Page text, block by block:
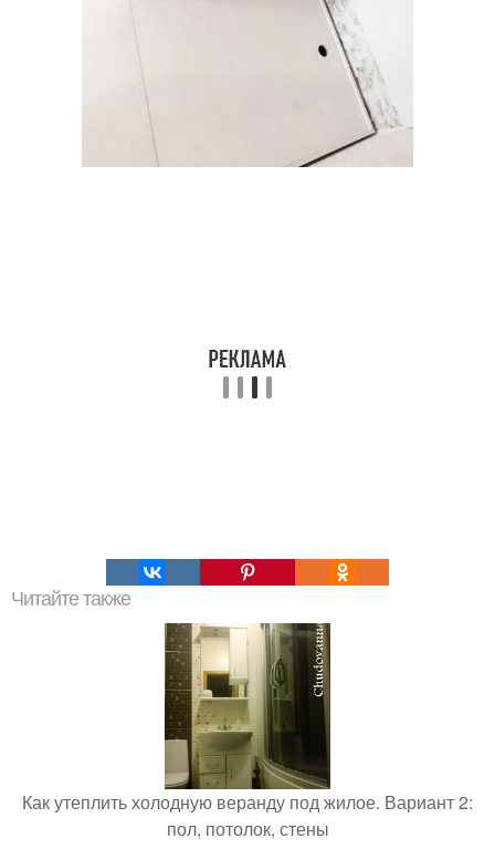
Читайте также
Как утеплить холодную веранду под жилое. Вариант 2:
пол, потолок, стены